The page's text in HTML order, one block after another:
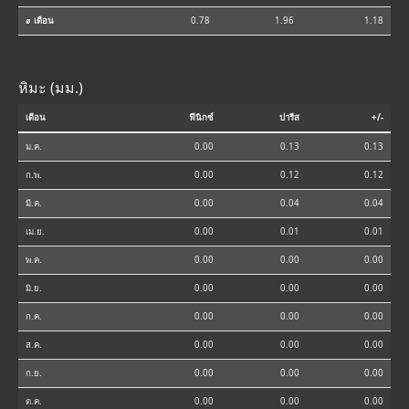
⌀ เดือน 0.78 1.96 1.18
หิมะ (มม.)
เดือน ฟีนิกซ์ ปารีส +/-
ม.ค. 0.00 0.13 0.13
ก.พ. 0.00 0.12 0.12
มี.ค. 0.00 0.04 0.04
เม.ย. 0.00 0.01 0.01
พ.ค. 0.00 0.00 0.00
มิ.ย. 0.00 0.00 0.00
ก.ค. 0.00 0.00 0.00
ส.ค. 0.00 0.00 0.00
ก.ย. 0.00 0.00 0.00
ต.ค. 0.00 0.00 0.00